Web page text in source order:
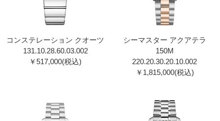
コンステレーション クオーツ
131.10.28.60.03.00 2
￥517,000(税込)
シーマスター アクアテラ
150M
220.20.30.20.10.00 2
￥1,815,000(税込)